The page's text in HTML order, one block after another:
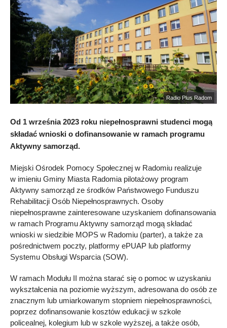
Radio Plus Radom
Od 1 września 2023 roku niepełnosprawni studenci mogą
składać wnioski o dofinansowanie w ramach programu
Aktywny samorząd.
Miejski Ośrodek Pomocy Społecznej w Radomiu realizuje
w imieniu Gminy Miasta Radomia pilotażowy program
Aktywny samorząd ze środków Państwowego Funduszu
Rehabilitacji Osób Niepełnosprawnych. Osoby
niepełnosprawne zainteresowane uzyskaniem dofinansowania
w ramach Programu Aktywny samorząd mogą składać
wnioski w siedzibie MOPS w Radomiu (parter), a także za
pośrednictwem poczty, platformy ePUAP lub platformy
Systemu Obsługi Wsparcia (SOW).
W ramach Modułu II można starać się o pomoc w uzyskaniu
wykształcenia na poziomie wyższym, adresowana do osób ze
znacznym lub umiarkowanym stopniem niepełnosprawności,
poprzez dofinansowanie kosztów edukacji w szkole
policealnej, kolegium lub w szkole wyższej, a także osób,